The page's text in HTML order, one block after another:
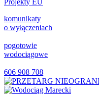
Projekty EU
komunikaty
o wyłączeniach
pogotowie
wodociągowe
606 908 708